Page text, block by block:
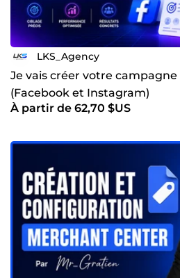
LKS_Agency
Je vais créer votre
(Facebook et Instagram)
À partir de 62,70 $US